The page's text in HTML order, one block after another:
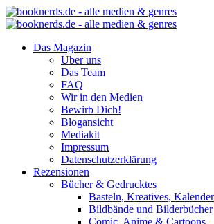
Das Magazin
Über uns
Das Team
FAQ
Wir in den Medien
Bewirb Dich!
Blogansicht
Mediakit
Impressum
Datenschutzerklärung
Rezensionen
Bücher & Gedrucktes
Basteln, Kreatives, Kalender
Bildbände und Bilderbücher
Comic, Anime & Cartoons